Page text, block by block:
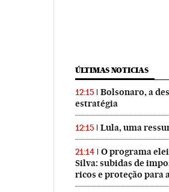
ÚLTIMAS NOTICIAS
12:15
Bolsonaro, a
estratégia
12:15 Lula, uma
21:14
O programa
Silva: subidas de
ricos e proteção para